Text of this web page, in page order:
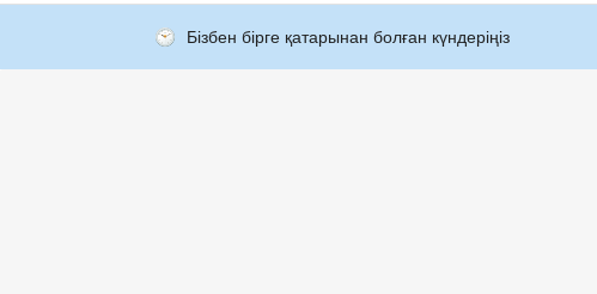
Бізбен бірге қатарынан болған күндеріңіз